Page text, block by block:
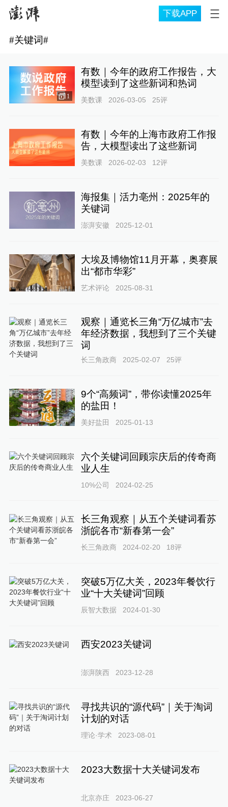
下载APP
#关键词#
1
有数｜今年的政府工作报告，大
模型读到了这些新词和热词
美数课 2026-03-05 25评
有数｜今年的上海市政府工作报
告，大模型读出了这些新词
美数课 2026-02-03 12评
海报集｜活力亳州：2025年的
关键词
澎湃安徽 2025-12-01
大埃及博物馆11月开幕，奥赛展
出“都市华彩”
艺术评论 2025-08-31
观察｜通览长三角“万亿城市”去
年经济数据，我想到了三个关键
词
长三角政商 2025-02-07 25评
9个“高频词”，带你读懂2025年
的盐田！
美好盐田 2025-01-13
六个关键词回顾宗庆后的传奇商
业人生
10%公司 2024-02-25
长三角观察｜从五个关键词看苏
浙皖各市“新春第一会”
长三角政商 2024-02-20 18评
突破5万亿大关，2023年餐饮行
业“十大关键词”回顾
辰智大数据 2024-01-30
西安2023关键词
澎湃陕西 2023-12-28
寻找共识的“源代码”｜关于淘词
计划的对话
理论·学术 2023-08-01
2023大数据十大关键词发布
北京亦庄 2023-06-27